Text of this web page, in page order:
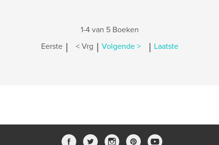
1-4 van 5 Boeken
Eerste | < Vrg | Volgende > | Laatste